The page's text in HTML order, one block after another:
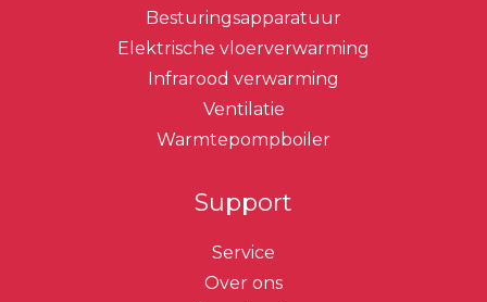
Besturingsapparatuur
Elektrische vloerverwarming
Infrarood verwarming
Ventilatie
Warmtepompboiler
Support
Service
Over ons